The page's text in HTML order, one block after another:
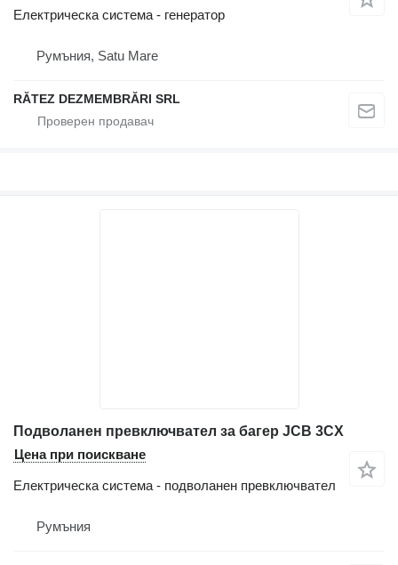
Електрическа система - генератор
Румъния, Satu Mare
RĂTEZ DEZMEMBRĂRI SRL
Подволанен превключвател за багер JCB 3CX
Цена при поискване
Електрическа система - подволанен превключвател
Румъния